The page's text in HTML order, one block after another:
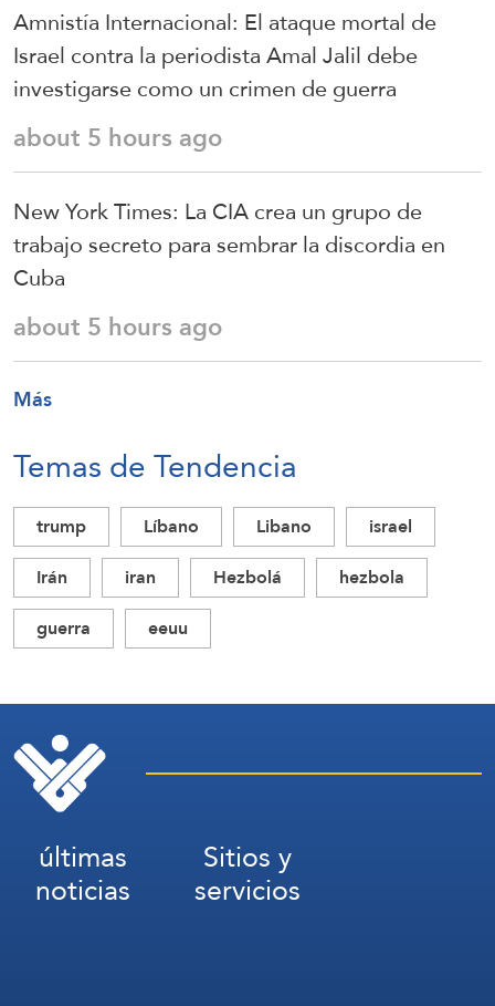
Amnistía Internacional: El ataque mortal de
Israel contra la periodista Amal Jalil debe
investigarse como un crimen de guerra
about 5 hours ago
New York Times: La CIA crea un grupo de
trabajo secreto para sembrar la discordia en
Cuba
about 5 hours ago
Más
Temas de Tendencia
trump Líbano Libano
israel
Irán
iran Hezbolá
hezbola
guerra
eeuu
últimas
noticias
Sitios y
servicios